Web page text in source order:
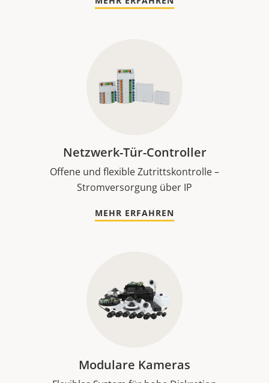
Netzwerk-Tür-Controller
Offene und flexible Zutrittskontrolle –
Stromversorgung über IP
MEHR ERFAHREN
Modulare Kameras